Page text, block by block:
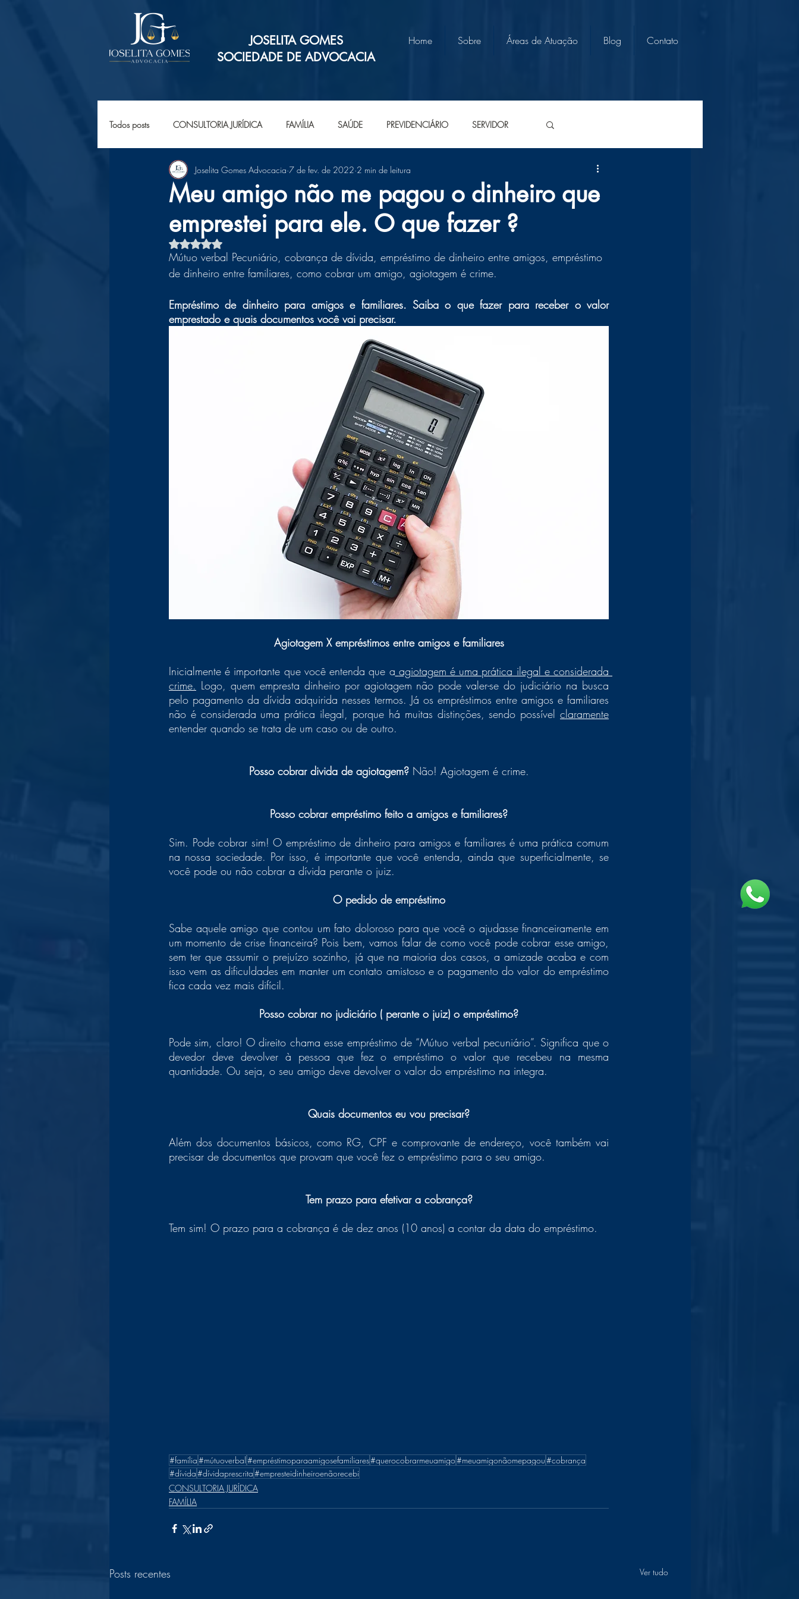
JOSELITA GOMES
SOCIEDADE DE ADVOCACIA
Home Sobre Áreas de Atuação Blog Contato
Todos posts CONSULTORIA JURÍDICA FAMÍLIA SAÚDE PREVIDENCIÁRIO SERVIDOR
Meu amigo não me pagou o dinheiro que
emprestei para ele. O que fazer ?
Joselita Gomes Advocacia 7 de fev. de 2022 2 min de leitura
Avaliado com NaN de 5 estrelas.
Mútuo verbal Pecuniário, cobrança de dívida, empréstimo de dinheiro entre amigos, empréstimo
de dinheiro entre familiares, como cobrar um amigo, agiotagem é crime.
Empréstimo de dinheiro para amigos e familiares. Saiba o que fazer para receber o valor
emprestado e quais documentos você vai precisar.
Agiotagem X empréstimos entre amigos e familiares
Inicialmente é importante que você entenda que a agiotagem é uma prática ilegal e considerada
crime. Logo, quem empresta dinheiro por agiotagem não pode valer-se do judiciário na busca
pelo pagamento da dívida adquirida nesses termos. Já os empréstimos entre amigos e familiares
não é considerada uma prática ilegal, porque há muitas distinções, sendo possível claramente
entender quando se trata de um caso ou de outro.
Posso cobrar divida de agiotagem? Não! Agiotagem é crime.
Posso cobrar empréstimo feito a amigos e familiares?
Sim. Pode cobrar sim! O empréstimo de dinheiro para amigos e familiares é uma prática comum
na nossa sociedade. Por isso, é importante que você entenda, ainda que superficialmente, se
você pode ou não cobrar a dívida perante o juiz.
O pedido de empréstimo
Sabe aquele amigo que contou um fato doloroso para que você o ajudasse financeiramente em
um momento de crise financeira? Pois bem, vamos falar de como você pode cobrar esse amigo,
sem ter que assumir o prejuízo sozinho, já que na maioria dos casos, a amizade acaba e com
isso vem as dificuldades em manter um contato amistoso e o pagamento do valor do empréstimo
fica cada vez mais difícil.
Posso cobrar no judiciário ( perante o juiz) o empréstimo?
Pode sim, claro! O direito chama esse empréstimo de “Mútuo verbal pecuniário”. Significa que o
devedor deve devolver à pessoa que fez o empréstimo o valor que recebeu na mesma
quantidade. Ou seja, o seu amigo deve devolver o valor do empréstimo na integra.
Quais documentos eu vou precisar?
Além dos documentos básicos, como RG, CPF e comprovante de endereço, você também vai
precisar de documentos que provam que você fez o empréstimo para o seu amigo.
Tem prazo para efetivar a cobrança?
Tem sim! O prazo para a cobrança é de dez anos (10 anos) a contar da data do empréstimo.
#família#mútuoverbal #empréstimoparaamigosefamiliares#querocobrarmeuamigo#meuamigonãomepagou#cobrança
#dívida#dívidaprescrita#empresteidinheiroenãorecebi
CONSULTORIA JURÍDICA
FAMÍLIA
Posts recentes Ver tudo